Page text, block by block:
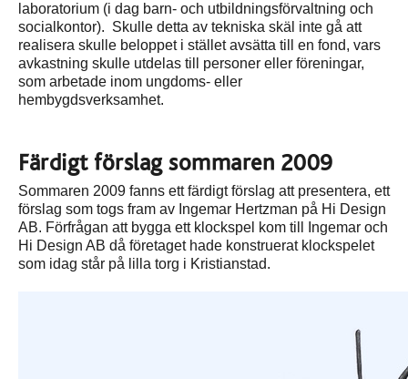
laboratorium (i dag barn- och utbildningsförvaltning och
socialkontor). Skulle detta av tekniska skäl inte gå att
realisera skulle beloppet i stället avsätta till en fond, vars
avkastning skulle utdelas till personer eller föreningar,
som arbetade inom ungdoms- eller
hembygdsverksamhet.
Färdigt förslag sommaren 2009
Sommaren 2009 fanns ett färdigt förslag att presentera, ett
förslag som togs fram av Ingemar Hertzman på Hi Design
AB. Förfrågan att bygga ett klockspel kom till Ingemar och
Hi Design AB då företaget hade konstruerat klockspelet
som idag står på lilla torg i Kristianstad.